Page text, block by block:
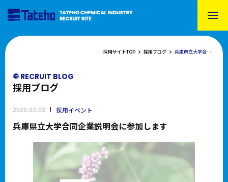
採用サイトTOP 採用ブログ 兵庫県立大学合同企業説明会に参加します
RECRUIT BLOG
採用ブログ
2026.03.03 採用イベント
兵庫県立大学合同企業説明会に参加します